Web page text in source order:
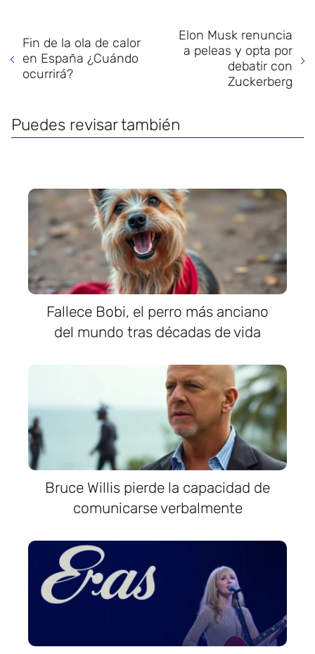
Fin de la ola de calor
en España ¿Cuándo
ocurrirá?
Elon Musk renuncia
a peleas y opta por
debatir con
Zuckerberg
Puedes revisar también
Fallece Bobi, el perro más anciano
del mundo tras décadas de vida
Bruce Willis pierde la capacidad de
comunicarse verbalmente